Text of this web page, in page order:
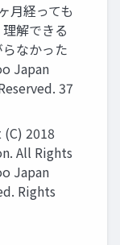
月経っても
解できる
なかった
Japan
37
2018
All Rights
Japan
Rights